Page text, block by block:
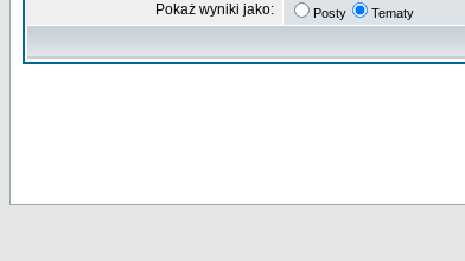
Pokaż wyniki jako: Posty Tematy